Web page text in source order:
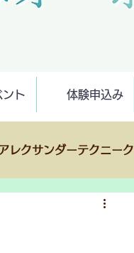
ント 体験申込み
レクサンダーテクニーク